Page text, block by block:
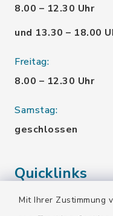
Mit Ihrer Zustimmung
8.00 – 12.30 Uhr
und 13.30 – 18.00
Freitag:
8.00 – 12.30 Uhr
Samstag:
geschlossen
Quicklinks
Landratsamt Bad